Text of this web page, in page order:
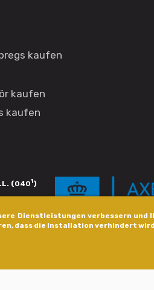
Dienstleistungen verbessern
dass die Installation verhindert
kaufen
kaufen
kaufen
(0401 )
2023.